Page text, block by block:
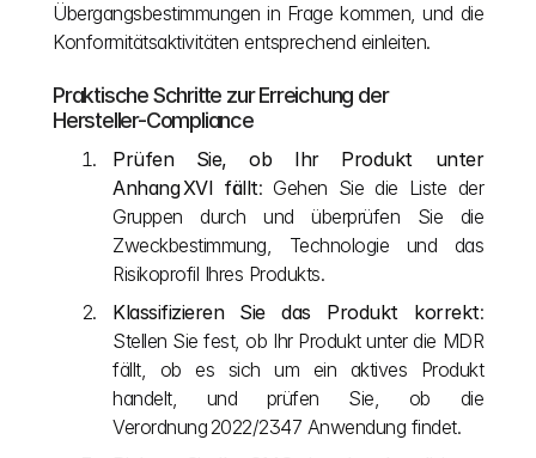
Übergangsbestimmungen in Frage kommen, und die
Konformitätsaktivitäten entsprechend einleiten.
Praktische Schritte zur Erreichung der
Hersteller-Compliance
Prüfen Sie, ob Ihr Produkt unter
Anhang XVI fällt: Gehen Sie die Liste der
Gruppen durch und überprüfen Sie die
Zweckbestimmung, Technologie und das
Risikoprofil Ihres Produkts.
Klassifizieren Sie das Produkt korrekt:
Stellen Sie fest, ob Ihr Produkt unter die MDR
fällt, ob es sich um ein aktives Produkt
handelt, und prüfen Sie, ob die
Verordnung 2022/2347 Anwendung findet.